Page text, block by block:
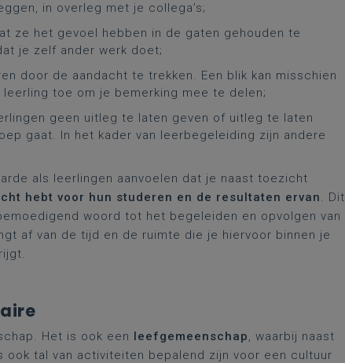
in overleg met je collega’s;
ze het gevoel hebben in de gaten gehouden te
je zelf ander werk doet;
door de aandacht te trekken. Een blik kan misschien
toe om je bemerking mee te delen;
geen uitleg te laten geven of uitleg te laten
gaat. In het kader van leerbegeleiding zijn andere
als leerlingen aanvoelen dat je naast toezicht
hebt voor hun studeren en de resultaten ervan. Dit
woord tot het begeleiden en opvolgen van
af van de tijd en de ruimte die je hiervoor binnen je
Het is ook een leefgemeenschap, waarbij naast
ook tal van activiteiten bepalend zijn voor een cultuur